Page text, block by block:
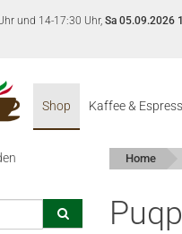
und 14-17:30 Uhr, Sa 05.09.2026
Shop Kaffee &
Home